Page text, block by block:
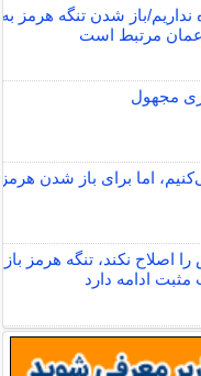
نداریم/باز شدن تنگه هرمز به
عمان مرتبط است
مجهول
اما برای باز شدن هرمز
اصلاح نکند، تنگه هرمز باز
ادامه دارد